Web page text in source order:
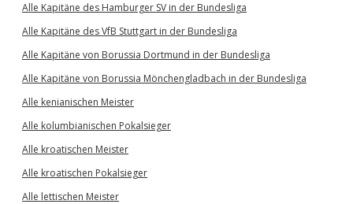
Alle Kapitäne des Hamburger SV in der Bundesliga
Alle Kapitäne des VfB Stuttgart in der Bundesliga
Alle Kapitäne von Borussia Dortmund in der Bundesliga
Alle Kapitäne von Borussia Mönchengladbach in der Bundesliga
Alle kenianischen Meister
Alle kolumbianischen Pokalsieger
Alle kroatischen Meister
Alle kroatischen Pokalsieger
Alle lettischen Meister